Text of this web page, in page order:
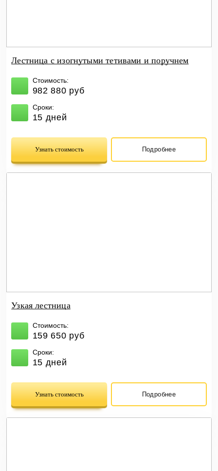
Лестница с изогнутыми тетивами и поручнем
Стоимость:
982 880 руб
Сроки:
15 дней
Узнать стоимость Подробнее
Узкая лестница
Стоимость:
159 650 руб
Сроки:
15 дней
Узнать стоимость Подробнее